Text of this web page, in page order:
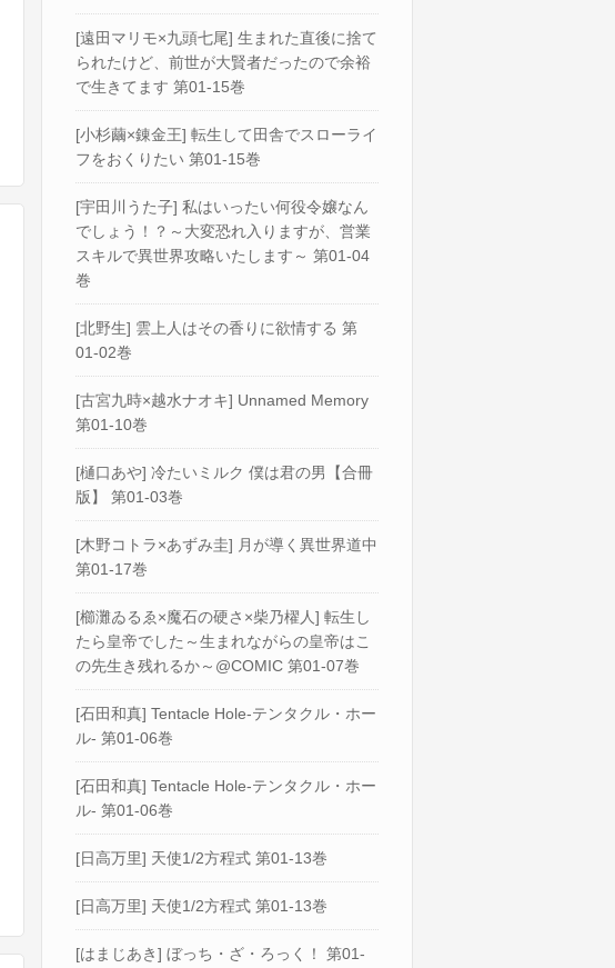
[遠田マリモ×九頭七尾] 生まれた直後に捨て
られたけど、前世が大賢者だったので余裕
で生きてます 第01-15巻
[小杉繭×錬金王] 転生して田舎でスローライ
フをおくりたい 第01-15巻
[宇田川うた子] 私はいったい何役令嬢なん
でしょう！？～大変恐れ入りますが、営業
スキルで異世界攻略いたします～ 第01-04
巻
[北野生] 雲上人はその香りに欲情する 第
01-02巻
[古宮九時×越水ナオキ] Unnamed Memory
第01-10巻
[樋口あや] 冷たいミルク 僕は君の男【合冊
版】 第01-03巻
[木野コトラ×あずみ圭] 月が導く異世界道中
第01-17巻
[櫛灘ゐるゑ×魔石の硬さ×柴乃櫂人] 転生し
たら皇帝でした～生まれながらの皇帝はこ
の先生き残れるか～@COMIC 第01-07巻
[石田和真] Tentacle Hole-テンタクル・ホー
ル- 第01-06巻
[石田和真] Tentacle Hole-テンタクル・ホー
ル- 第01-06巻
[日高万里] 天使1/2方程式 第01-13巻
[日高万里] 天使1/2方程式 第01-13巻
[はまじあき] ぼっち・ざ・ろっく！ 第01-